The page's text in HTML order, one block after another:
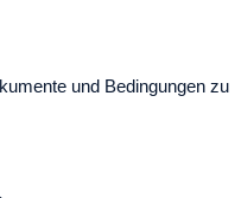
und Bedingungen zu